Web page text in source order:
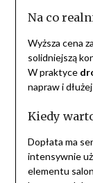
Na co
Wyższa cena
solidniejszą
W praktyce
napraw i
Kiedy
Dopłata ma
intensywnie
elementu